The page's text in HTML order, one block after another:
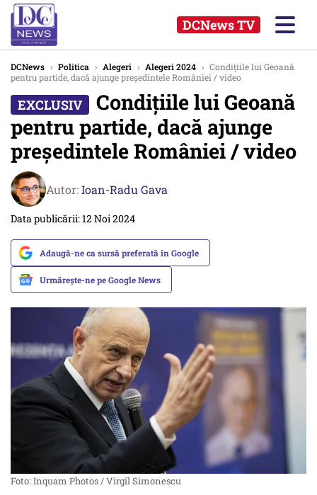
DCNews TV
DCNews › Politica › Alegeri › Alegeri 2024 › Condițiile lui Geoană
pentru partide, dacă ajunge președintele României / video
Condițiile lui Geoană
pentru partide, dacă ajunge
președintele României / video
Autor:Ioan-Radu Gava
Data publicării: 12 Noi 2024
Adaugă-ne ca sursă preferată în Google
Urmărește-ne pe Google News
Foto: Inquam Photos / Virgil Simonescu